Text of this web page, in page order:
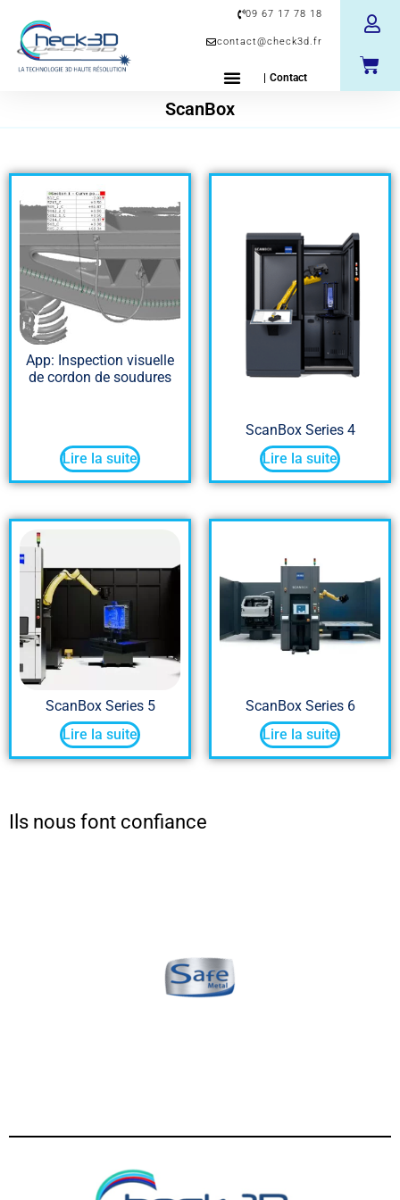
09 67 17 78 18
contact@check3d.fr
| Contact
ScanBox
App: Inspection visuelle
de cordon de soudures
Lire la suite
ScanBox Series 4
Lire la suite
ScanBox Series 5
Lire la suite
ScanBox Series 6
Lire la suite
Ils nous font confiance